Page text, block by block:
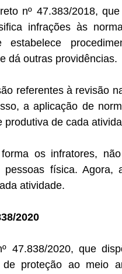
nº 47.383/2018,
infrações às
dá outras providências.
referentes à revisão
a aplicação de
de cada
os infratores,
pessoas física. Agora,
atividade.
2020
47.838/2020, que
proteção ao meio